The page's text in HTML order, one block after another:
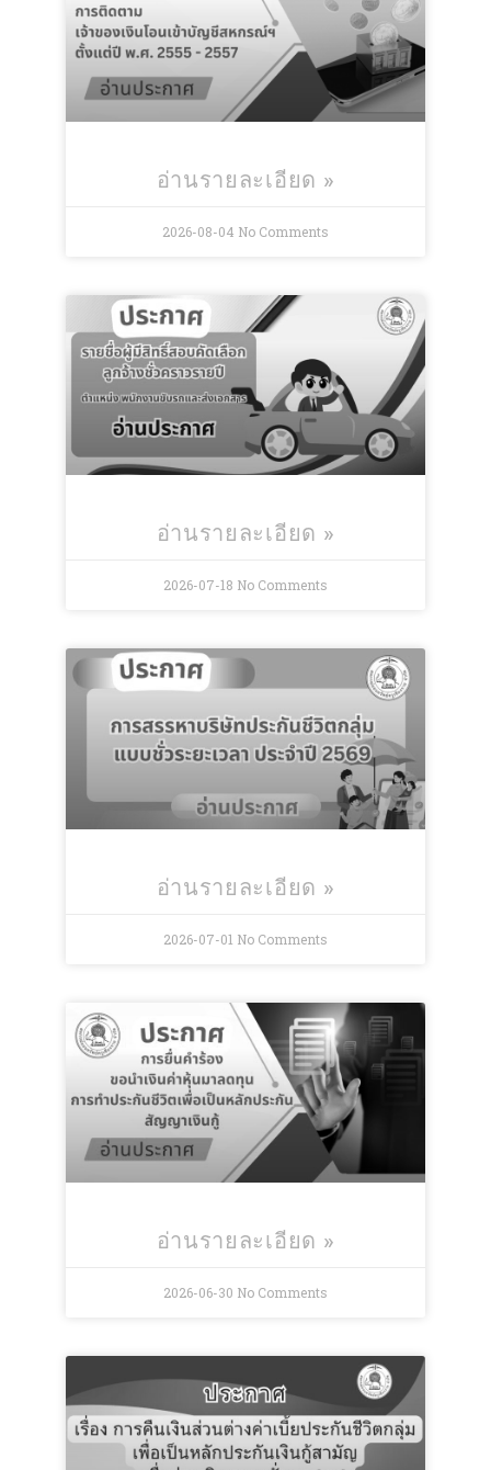
อ่านรายละเอียด »
2026-08-04 No Comments
อ่านรายละเอียด »
2026-07-18 No Comments
อ่านรายละเอียด »
2026-07-01 No Comments
อ่านรายละเอียด »
2026-06-30 No Comments